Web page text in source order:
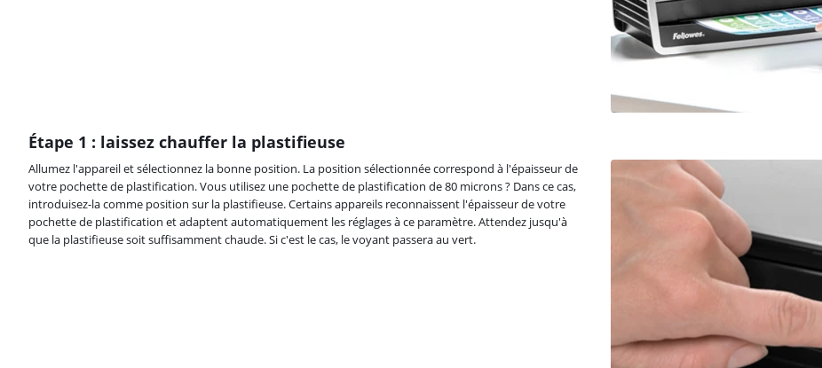
Étape 1 : laissez chauffer la plastifieuse
Allumez l'appareil et sélectionnez la bonne position. La position sélectionnée correspond à l'épaisseur de
votre pochette de plastification. Vous utilisez une pochette de plastification de 80 microns ? Dans ce cas,
introduisez-la comme position sur la plastifieuse. Certains appareils reconnaissent l'épaisseur de votre
pochette de plastification et adaptent automatiquement les réglages à ce paramètre. Attendez jusqu'à
que la plastifieuse soit suffisamment chaude. Si c'est le cas, le voyant passera au vert.